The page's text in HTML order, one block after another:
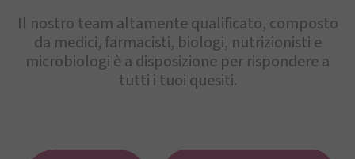
Il nostro team altamente qualificato, composto
da medici, farmacisti, biologi, nutrizionisti e
microbiologi è a disposizione per rispondere a
tutti i tuoi quesiti.